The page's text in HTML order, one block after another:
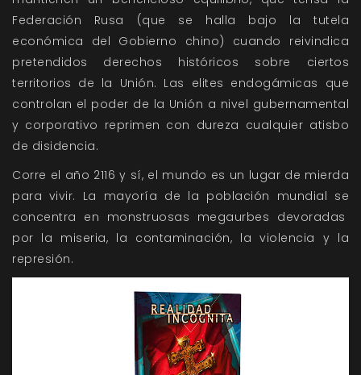
Federación Rusa (que se halla bajo la tutela
económica del Gobierno chino) cuando reivindica
pretendidos derechos históricos sobre ciertos
territorios de la Unión. Las elites endogámicas que
controlan el poder de la Unión a nivel gubernamental
y corporativo reprimen con dureza cualquier atisbo
de disidencia.
Corre el año 2116 y sí, el mundo es un lugar de mierda
para vivir. La mayoría de la población mundial se
concentra en monstruosas megaurbes devoradas
por la miseria, la contaminación, la violencia y la
represión.